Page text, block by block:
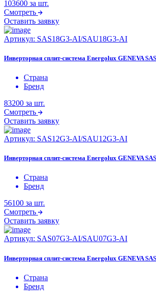
103600 за шт.
Смотреть
Оставить заявку
Артикул: SAS18G3-AI/SAU18G3-AI
Инверторная сплит-система Energolux GENEVA
Страна
Бренд
83200 за шт.
Смотреть
Оставить заявку
Артикул: SAS12G3-AI/SAU12G3-AI
Инверторная сплит-система Energolux GENEVA
Страна
Бренд
56100 за шт.
Смотреть
Оставить заявку
Артикул: SAS07G3-AI/SAU07G3-AI
Инверторная сплит-система Energolux GENEVA
Страна
Бренд